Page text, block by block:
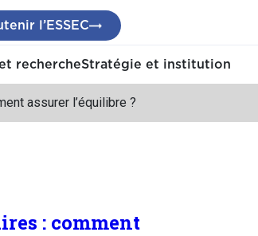
l’ESSEC
rechercheStratégie et institution
assurer l’équilibre ?
: comment